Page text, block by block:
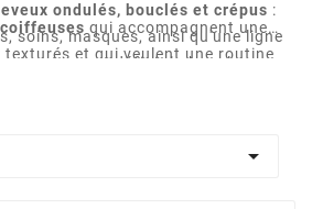
ondulés, bouclés et crépus :
soins, masques, ainsi qu'une ligne
structurer et définir la boucle.
coiffeuses qui accompagnent une
texturés et qui veulent une routine
coiffage, et aux particulières qui
